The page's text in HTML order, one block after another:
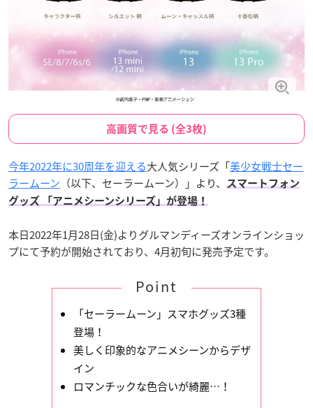
高画質で見る (全3枚)
今年2022年に30周年を迎える大人気シリーズ「美少女戦士セー
ラームーン （以下、セーラームーン）」より、
スマートフォン
グッズ 「アニメシーンシリーズ」が登場！
本日2022年1月28日(金)よりグルマンディーズオンラインショッ
プにて予約が開始されており、4月初旬に発売予定です。
Point
「セーラームーン」スマホグッズ3種
登場！
美しく印象的なアニメシーンからデザ
イン
ロマンチックな色合いが綺麗…！